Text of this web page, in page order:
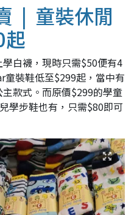
| 童裝休閒
白襪，現時只需$50便有4
裝鞋低至$299起，當中有
款式。而原價$299的學童
學步鞋也有，只需$80即可